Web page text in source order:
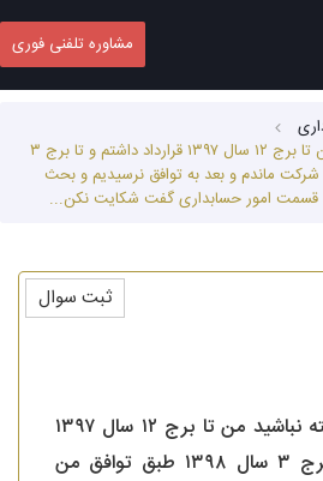
مشاوره تلفنی فوری
با عرض سلام و خسته نباشید من تا برج ۱۲ سال ۱۳۹۷ قرارداد داشتم و تا برج ۳
شرکت ماندم و بعد به توافق نرسیدیم و بحث
قسمت امور حسابداری گفت شکایت نکن...
با عرض سلام و خسته نباشید من تا برج ۱۲ سال ۱۳۹۷
قرارداد داشتم و تا برج ۳ سال ۱۳۹۸ طبق توافق من
ثبت سوال